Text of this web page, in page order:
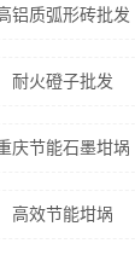
铝质弧形砖批发
耐火磴子批发
庆节能石墨坩埚
高效节能坩埚